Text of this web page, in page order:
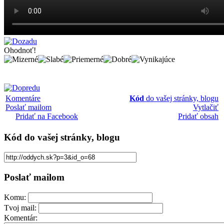
Ohodnoť!
Komentáre
Poslať mailom
Pridať na Facebook
Kód do vašej stránky, blogu
Vytlačiť
Pridať obsah
Kód do vašej stránky, blogu
Poslať mailom
Komu:
Tvoj mail:
Komentár: